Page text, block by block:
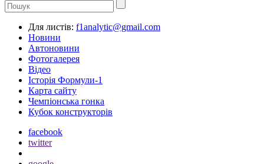
Для листів: f1analytic@gmail.com
Новини
Автоновини
Фотогалерея
Відео
Історія Формули-1
Карта сайту
Чемпіонська гонка
Кубок конструкторів
facebook
twitter